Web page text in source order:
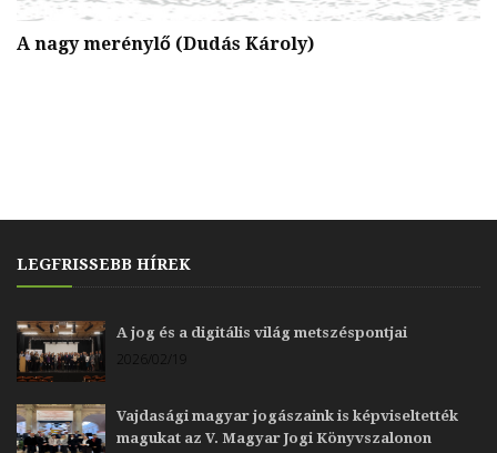
A nagy merénylő (Dudás Károly)
LEGFRISSEBB HÍREK
A jog és a digitális világ metszéspontjai
2026/02/19
Vajdasági magyar jogászaink is képviseltették
magukat az V. Magyar Jogi Könyvszalonon